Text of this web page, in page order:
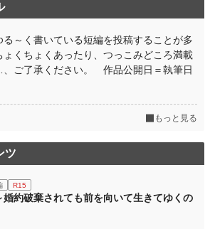
る～く書いている短編を投稿することが多
くちょくあったり、つっこみどころ満載
ご了承ください。 作品公開日＝執筆日
もっと見る
ツ
R15
約破棄されても前を向いて生きてゆくの